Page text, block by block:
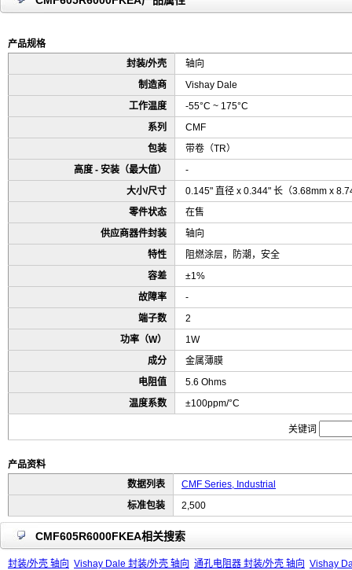
产品规格
封装/外壳
轴向
制造商
Vishay Dale
工作温度
-55°C ~ 175°C
系列
CMF
包装
带卷（TR）
高度 - 安装（最大值）
-
大小/尺寸
0.145" 直径 x 0.344" 长（3.68mm x
零件状态
在售
供应商器件封装
轴向
特性
阻燃涂层，防潮，安全
容差
±1%
故障率
-
端子数
2
功率（W）
1W
成分
金属薄膜
电阻值
5.6 Ohms
温度系数
±100ppm/°C
关键词
产品资料
数据列表
CMF Series, Industrial
标准包装
2,500
CMF605R6000FKEA相关搜索
封装/外壳 轴向 Vishay Dale 封装/外壳 轴向 通孔电阻器 封装/外壳 轴向 Vishay